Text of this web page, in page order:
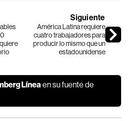
Siguiente
América Latina requiere
cuatro trabajadores para
producir lo mismo que un
estadounidense
Línea en su fuente de